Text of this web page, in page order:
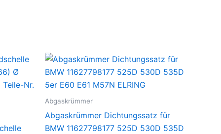
Abgaskrümmer
Abgaskrümmer Dichtungssatz für
BMW 11627798177 525D 530D 535D